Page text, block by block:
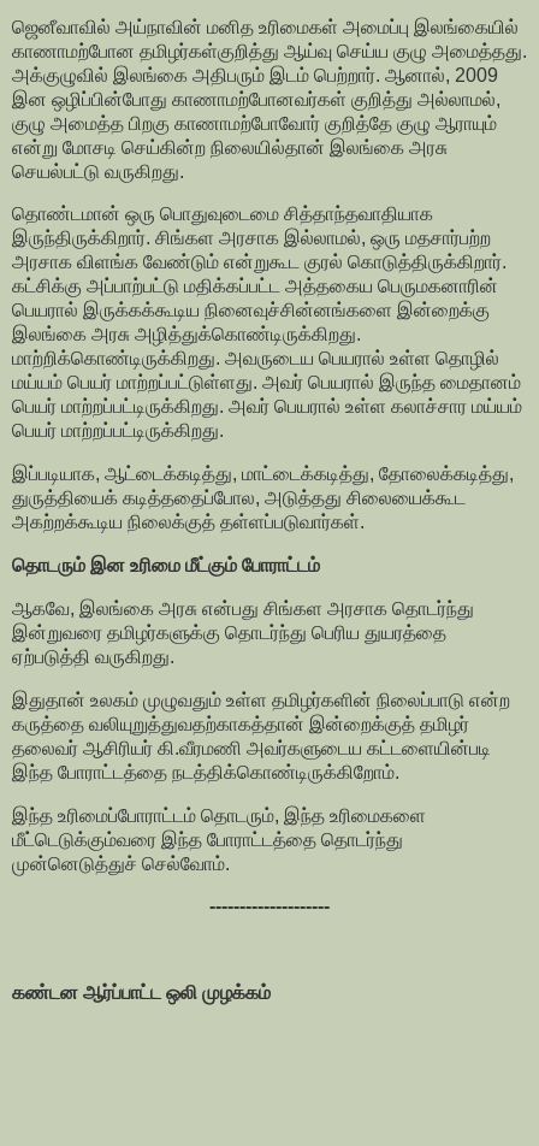
ஜெனீவாவில் அய்நாவின் மனித உரிமைகள் அமைப்பு இலங்கையில்
காணாமற்போன தமிழர்கள்குறித்து ஆய்வு செய்ய குழு அமைத்தது.
அக்குழுவில் இலங்கை அதிபரும் இடம் பெற்றார். ஆனால், 2009
இன ஒழிப்பின்போது காணாமற்போனவர்கள் குறித்து அல்லாமல்,
குழு அமைத்த பிறகு காணாமற்போவோர் குறித்தே குழு ஆராயும்
என்று மோசடி செய்கின்ற நிலையில்தான் இலங்கை அரசு
செயல்பட்டு வருகிறது.
தொண்டமான் ஒரு பொதுவுடைமை சித்தாந்தவாதியாக
இருந்திருக்கிறார். சிங்கள அரசாக இல்லாமல், ஒரு மதசார்பற்ற
அரசாக விளங்க வேண்டும் என்றுகூட குரல் கொடுத்திருக்கிறார்.
கட்சிக்கு அப்பாற்பட்டு மதிக்கப்பட்ட அத்தகைய பெருமகனாரின்
பெயரால் இருக்கக்கூடிய நினைவுச்சின்னங்களை இன்றைக்கு
இலங்கை அரசு அழித்துக்கொண்டிருக்கிறது.
மாற்றிக்கொண்டிருக்கிறது. அவருடைய பெயரால் உள்ள தொழில்
மய்யம் பெயர் மாற்றப்பட்டுள்ளது. அவர் பெயரால் இருந்த மைதானம்
பெயர் மாற்றப்பட்டிருக்கிறது. அவர் பெயரால் உள்ள கலாச்சார மய்யம்
பெயர் மாற்றப்பட்டிருக்கிறது.
இப்படியாக, ஆட்டைக்கடித்து, மாட்டைக்கடித்து, தோலைக்கடித்து,
துருத்தியைக் கடித்ததைப்போல, அடுத்தது சிலையைக்கூட
அகற்றக்கூடிய நிலைக்குத் தள்ளப்படுவார்கள்.
தொடரும் இன உரிமை மீட்கும் போராட்டம்
ஆகவே, இலங்கை அரசு என்பது சிங்கள அரசாக தொடர்ந்து
இன்றுவரை தமிழர்களுக்கு தொடர்ந்து பெரிய துயரத்தை
ஏற்படுத்தி வருகிறது.
இதுதான் உலகம் முழுவதும் உள்ள தமிழர்களின் நிலைப்பாடு என்ற
கருத்தை வலியுறுத்துவதற்காகத்தான் இன்றைக்குத் தமிழர்
தலைவர் ஆசிரியர் கி.வீரமணி அவர்களுடைய கட்டளையின்படி
இந்த போராட்டத்தை நடத்திக்கொண்டிருக்கிறோம்.
இந்த உரிமைப்போராட்டம் தொடரும், இந்த உரிமைகளை
மீட்டெடுக்கும்வரை இந்த போராட்டத்தை தொடர்ந்து
முன்னெடுத்துச் செல்வோம்.
--------------------
கண்டன ஆர்ப்பாட்ட ஒலி முழக்கம்